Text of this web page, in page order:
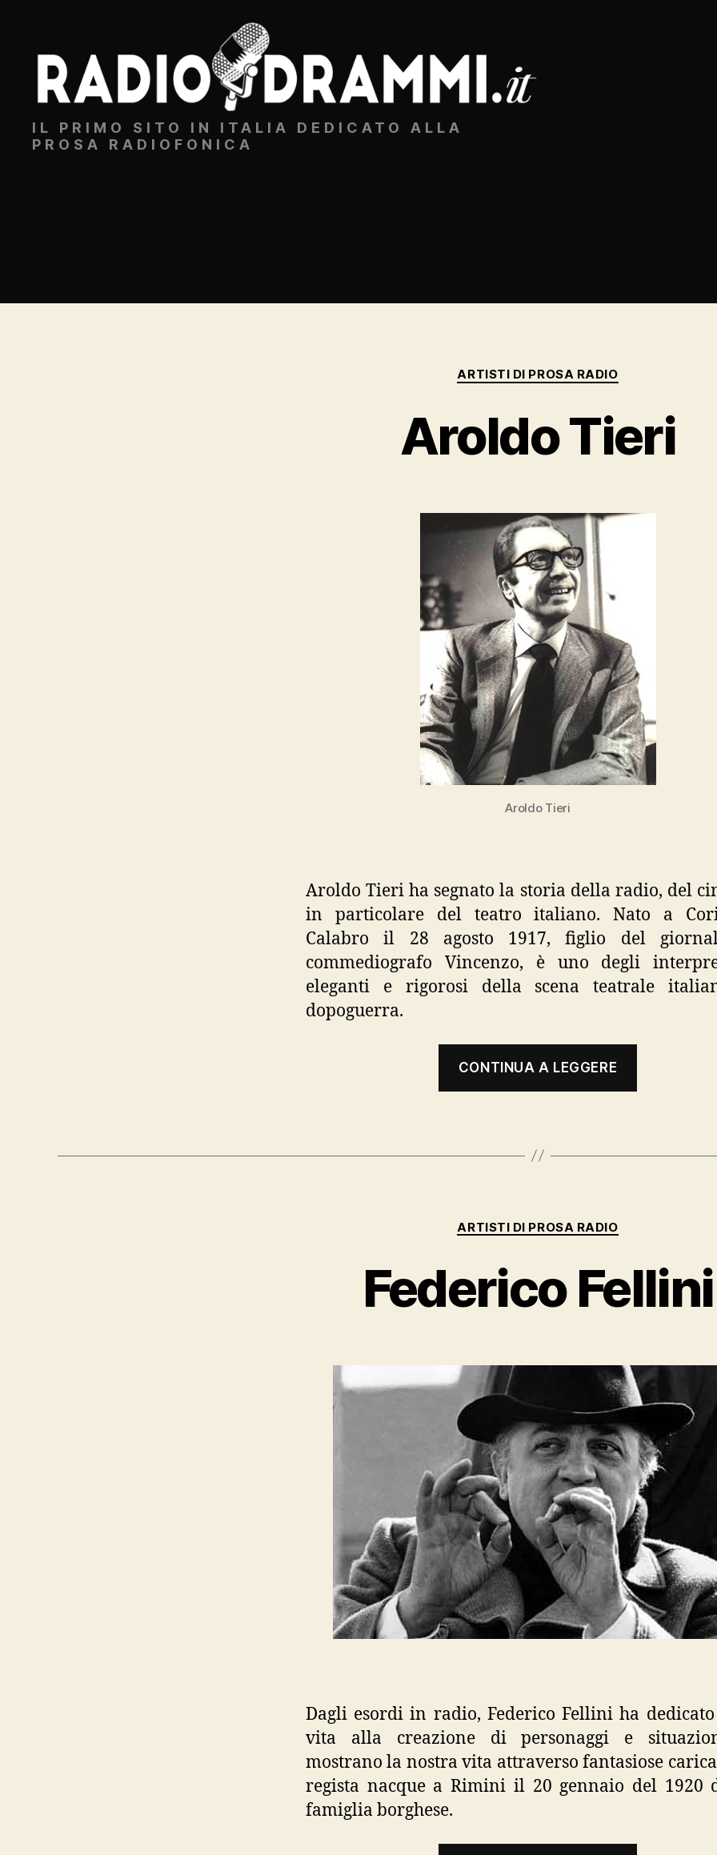
Radiodrammi.it
IL PRIMO SITO IN ITALIA DEDICATO ALLA
PROSA RADIOFONICA
Categorie
ARTISTI DI PROSA RADIO
Aroldo Tieri
Aroldo Tieri
Aroldo Tieri ha segnato la storia della radio, del
in particolare del teatro italiano. Nato a
Calabro il 28 agosto 1917, figlio del
commediografo Vincenzo, è uno degli
eleganti e rigorosi della scena teatrale
dopoguerra.
CONTINUA A LEGGERE
Categorie
ARTISTI DI PROSA RADIO
Federico Fellini
Dagli esordi in radio, Federico Fellini ha
vita alla creazione di personaggi e
mostrano la nostra vita attraverso fantasiose
regista nacque a Rimini il 20 gennaio del 1920
famiglia borghese.